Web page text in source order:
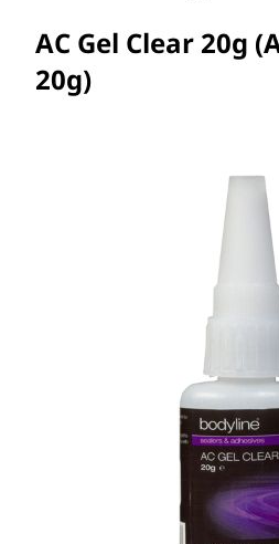
AC Gel Clear 20g
20g)